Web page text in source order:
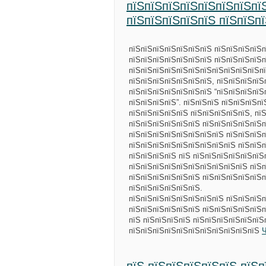
пїЅпїЅпїЅпїЅпїЅ
пїЅпїЅпїЅпїЅпїЅпїЅпїЅ
пїЅпїЅпїЅпїЅпїЅпїЅпїЅ
пїЅпїЅпїЅпїЅпїЅпїЅпїЅ,
пїЅпїЅпїЅпїЅпїЅпїЅпїЅ
пїЅпїЅпїЅпїЅ”. пїЅпїЅпїЅ
пїЅпїЅпїЅпїЅпїЅ пїЅпїЅпїЅпїЅпїЅ,
пїЅпїЅпїЅпїЅпїЅпїЅ
пїЅпїЅпїЅпїЅпїЅпїЅпїЅпїЅ
пїЅпїЅпїЅпїЅпїЅпїЅпїЅпїЅпїЅ
пїЅпїЅпїЅпїЅ пїЅ
пїЅпїЅпїЅпїЅпїЅпїЅпїЅпїЅпїЅпїЅ
пїЅпїЅпїЅпїЅпїЅпїЅ
пїЅпїЅпїЅпїЅпїЅпїЅ.
пїЅпїЅпїЅпїЅпїЅпїЅпїЅпїЅ
пїЅпїЅпїЅпїЅпїЅпїЅ
пїЅ пїЅпїЅпїЅпїЅ
пїЅпїЅпїЅпїЅпїЅпїЅпїЅпїЅпїЅпїЅпїЅ